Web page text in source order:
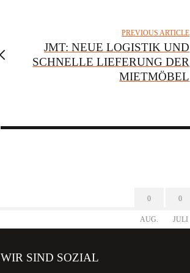
PREVIOUS ARTICLE
JMT: NEUE LOGISTIK UND
SCHNELLE LIEFERUNG DER
MIETMÖBEL
0
AUG.
0
JULI
WIR SIND SOZIAL